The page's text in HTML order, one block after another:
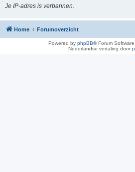
Je IP-adres is verbannen.
Home Forumoverzicht
Powered by phpBB® Forum
Nederlandse vertaling door